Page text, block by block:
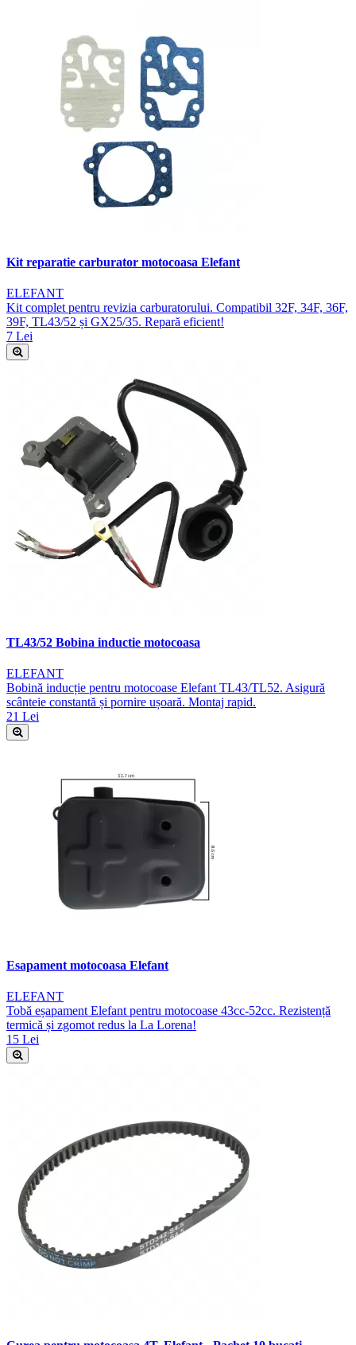
Kit reparatie carburator motocoasa Elefant
ELEFANT
Kit complet pentru revizia carburatorului. Compatibil 32F, 34F, 36F,
39F, TL43/52 și GX25/35. Repară eficient!
7 Lei
TL43/52 Bobina inductie motocoasa
ELEFANT
Bobină inducție pentru motocoase Elefant TL43/TL52. Asigură
scânteie constantă și pornire ușoară. Montaj rapid.
21 Lei
Esapament motocoasa Elefant
ELEFANT
Tobă eșapament Elefant pentru motocoase 43cc-52cc. Rezistență
termică și zgomot redus la La Lorena!
15 Lei